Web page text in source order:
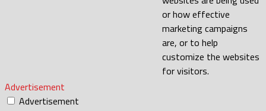
or how effective
marketing campaigns
are, or to help
customize the websites
for visitors.
Advertisement
Advertisement